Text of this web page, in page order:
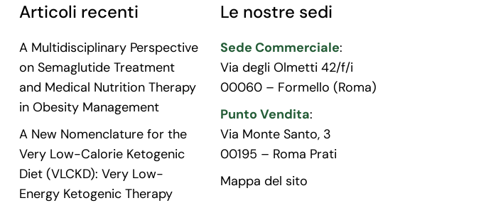
Articoli recenti
A Multidisciplinary Perspective
on Semaglutide Treatment
and Medical Nutrition Therapy
in Obesity Management
A New Nomenclature for the
Very Low-Calorie Ketogenic
Diet (VLCKD): Very Low-
Energy Ketogenic Therapy
Le nostre sedi
Sede Commerciale:
Via degli Olmetti 42/f/i
00060 – Formello (Roma)
Punto Vendita:
Via Monte Santo, 3
00195 – Roma Prati
Mappa del sito